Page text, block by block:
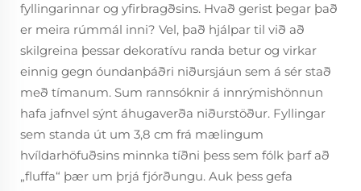
fyllingarinnar og yfirbragðsins. Hvað gerist þegar það
er meira rúmmál inni? Vel, það hjálpar til við að
skilgreina þessar dekoratívu randa betur og virkar
einnig gegn óundanþáðri niðursjáun sem á sér stað
með tímanum. Sum rannsóknir á innrýmishönnun
hafa jafnvel sýnt áhugaverða niðurstöður. Fyllingar
sem standa út um 3,8 cm frá mælingum
hvíldarhöfuðsins minnka tíðni þess sem fólk þarf að
„fluffa“ þær um þrjá fjórðungu. Auk þess gefa